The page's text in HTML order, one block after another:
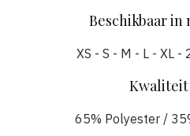
Beschikbaar in
XS - S - M - L - XL -
Kwaliteit
65% Polyester /